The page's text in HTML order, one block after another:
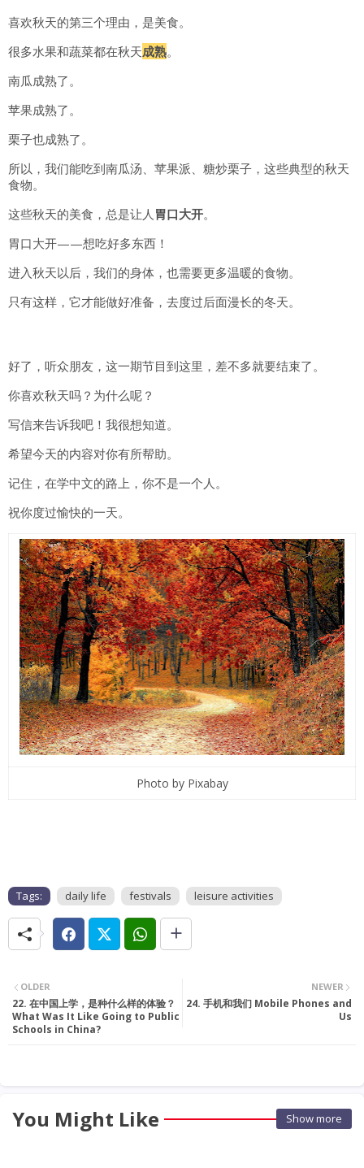
喜欢秋天的第三个理由，是美食。
很多水果和蔬菜都在秋天成熟。
南瓜成熟了。
苹果成熟了。
栗子也成熟了。
所以，我们能吃到南瓜汤、苹果派、糖炒栗子，这些典型的秋天
食物。
这些秋天的美食，总是让人 胃口大开。
胃口大开——想吃好多东西！
进入秋天以后，我们的身体，也需要更多温暖的食物。
只有这样，它才能做好准备，去度过后面漫长的冬天。
好了，听众朋友，这一期节目到这里，差不多就要结束了。
你喜欢秋天吗？为什么呢？
写信来告诉我吧！我很想知道。
希望今天的内容对你有所帮助。
记住，在学中文的路上，你不是一个人。
祝你度过愉快的一天。
Photo by Pixabay
Tags: daily life festivals leisure activities
NEWER
24. 手机和我们 Mobile Phones and
Us
OLDER
22. 在中国上学，是种什么样的体验？
What Was It Like Going to Public
Schools in China?
You Might Like Show more